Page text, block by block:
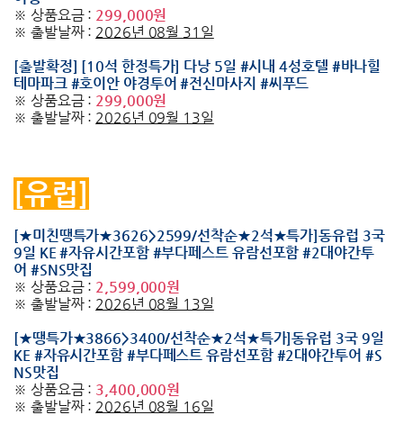
※ 상품요금 : 299,000원
※ 출발날짜 : 2026년 08월 31일
[출발확정] [10석 한정특가] 다낭 5일 #시내 4성호텔 #바나힐
테마파크 #호이안 야경투어 #전신마사지 #씨푸드
※ 상품요금 : 299,000원
※ 출발날짜 : 2026년 09월 13일
[유럽]
[★미친땡특가★3626>2599/선착순★2석★특가]동유럽 3국
9일 KE #자유시간포함 #부다페스트 유람선포함 #2대야간투
어 #SNS맛집
※ 상품요금 : 2,599,000원
※ 출발날짜 : 2026년 08월 13일
[★땡특가★3866>3400/선착순★2석★특가]동유럽 3국 9일
KE #자유시간포함 #부다페스트 유람선포함 #2대야간투어 #S
NS맛집
※ 상품요금 : 3,400,000원
※ 출발날짜 : 2026년 08월 16일